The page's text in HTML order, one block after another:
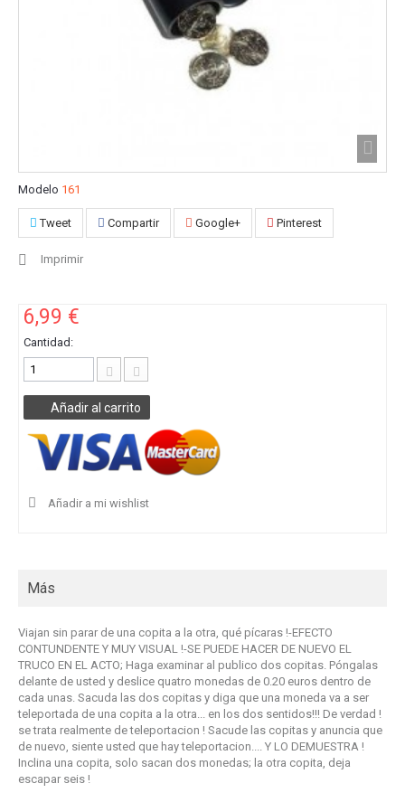
Modelo 161
Tweet Compartir Google+ Pinterest
Imprimir
6,99 €
Cantidad:
Añadir al carrito
Añadir a mi wishlist
Más
Viajan sin parar de una copita a la otra, qué pícaras !-EFECTO
CONTUNDENTE Y MUY VISUAL !-SE PUEDE HACER DE NUEVO EL
TRUCO EN EL ACTO; Haga examinar al publico dos copitas. Póngalas
delante de usted y deslice quatro monedas de 0.20 euros dentro de
cada unas. Sacuda las dos copitas y diga que una moneda va a ser
teleportada de una copita a la otra... en los dos sentidos!!! De verdad !
se trata realmente de teleportacion ! Sacude las copitas y anuncia que
de nuevo, siente usted que hay teleportacion.... Y LO DEMUESTRA !
Inclina una copita, solo sacan dos monedas; la otra copita, deja
escapar seis !